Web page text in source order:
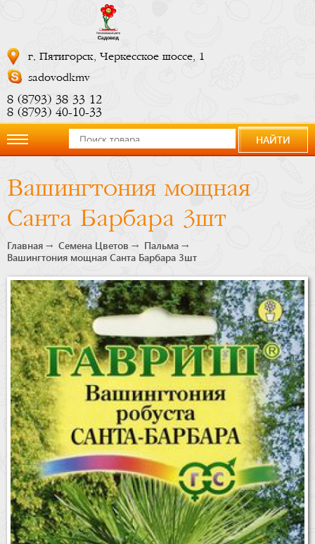
г. Пятигорск, Черкесское шоссе, 1
sadovodkmv
8 (8793) 38 33 12
8 (8793) 40-10-33
компании
сейчас
Бренды
Доставка
Оптовикам
НАЙТИ
Вашингтония мощная
Санта Барбара 3шт
Главная Семена Цветов
Пальма
Вашингтония мощная Санта Барбара 3шт